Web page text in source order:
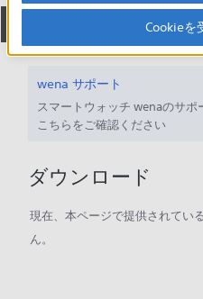
ダウンロード
wena サポート
スマートウォッチ wenaのサポ
こちらをご確認ください
ダウンロード
現在、本ページで提供されてい
ん。
Cookieを